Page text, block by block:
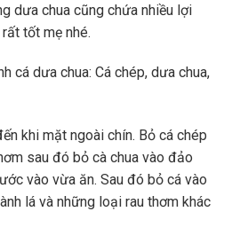
dưa chua cũng chứa nhiều lợi
tốt mẹ nhé.
cá dưa chua: Cá chép, dưa chua,
khi mặt ngoài chín. Bỏ cá chép
sau đó bỏ cà chua vào đảo
vào vừa ăn. Sau đó bỏ cá vào
lá và những loại rau thơm khác